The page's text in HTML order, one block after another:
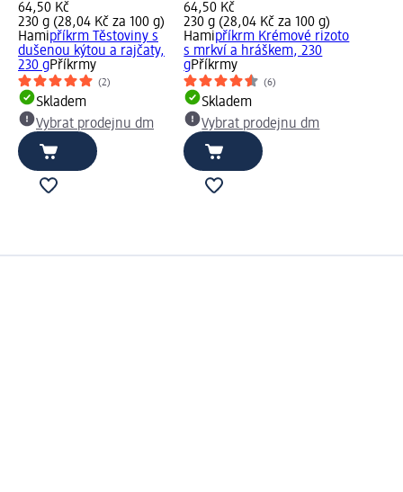
64,50 Kč
230 g (28,04 Kč za 100 g)
Hamipříkrm Těstoviny s
dušenou kýtou a rajčaty,
230 gPříkrmy
(2)
Skladem
Vybrat prodejnu dm
64,50 Kč
230 g (28,04 Kč za 100 g)
Hamipříkrm Krémové rizoto
s mrkví a hráškem, 230
gPříkrmy
(6)
Skladem
Vybrat prodejnu dm